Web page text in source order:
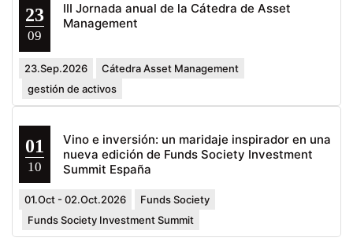
23
09
III Jornada anual de la Cátedra de Asset
Management
23.Sep.2026
Cátedra Asset Management
gestión de activos
01
10
Vino e inversión: un maridaje inspirador en una
nueva edición de Funds Society Investment
Summit España
01.Oct - 02.Oct.2026
Funds Society
Funds Society Investment Summit